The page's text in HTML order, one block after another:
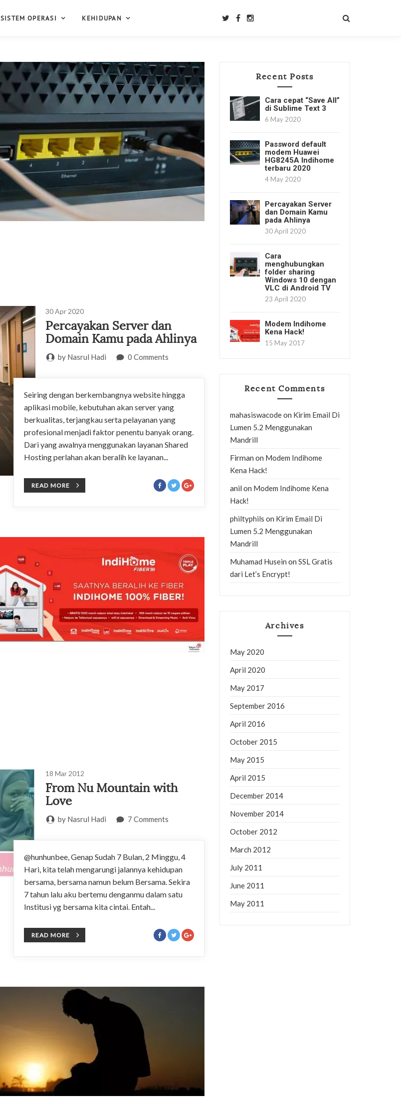
SISTEM OPERASI KEHIDUPAN
30Apr 2020
Percayakan Server dan
Domain Kamu pada Ahlinya
by Nasrul Hadi 0 Comments
Seiring dengan berkembangnya website hingga
aplikasi mobile, kebutuhan akan server yang
berkualitas, terjangkau serta pelayanan yang
profesional menjadi faktor penentu banyak orang.
Dari yang awalnya menggunakan layanan Shared
Hosting perlahan akan beralih ke layanan...
READ MORE
18 Mar 2012
From Nu Mountain with
Love
by Nasrul Hadi 7 Comments
@hunhunbee, Genap Sudah 7 Bulan, 2 Minggu, 4
Hari, kita telah mengarungi jalannya kehidupan
bersama, bersama namun belum Bersama. Sekira
7 tahun lalu aku bertemu denganmu dalam satu
Institusi yg bersama kita cintai. Entah...
READ MORE
Recent Posts
Cara cepat “Save All”
di Sublime Text 3
6 May 2020
Password default
modem Huawei
HG8245A Indihome
terbaru 2020
4 May 2020
Percayakan Server
dan Domain Kamu
pada Ahlinya
30 April 2020
Cara
menghubungkan
folder sharing
Windows 10 dengan
VLC di Android TV
23 April 2020
Modem Indihome
Kena Hack!
15 May 2017
Recent Comments
mahasiswacodeon Kirim Email Di
Lumen 5.2 Menggunakan
Mandrill
Firmanon Modem Indihome
Kena Hack!
anilon Modem Indihome Kena
Hack!
philtyphils on Kirim Email Di
Lumen 5.2 Menggunakan
Mandrill
Muhamad Husein onSSL Gratis
dari Let’s Encrypt!
Archives
May 2020
April 2020
May 2017
September 2016
April 2016
October 2015
May 2015
April 2015
December 2014
November 2014
October 2012
March 2012
July 2011
June 2011
May 2011